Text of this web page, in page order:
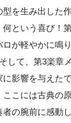
を生み出した
という喜び！
が軽やかに鳴
して、第3楽章
影響を与えた
こには古典の原
の腕前に感動